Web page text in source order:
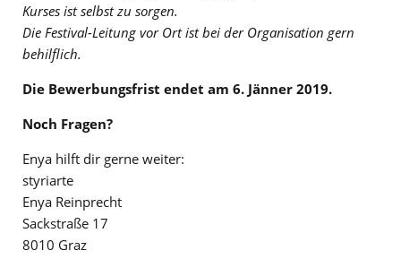
Kurses ist selbst zu sorgen.
Die Festival-Leitung vor Ort ist bei der Organisation gern
behilflich.
Die Bewerbungsfrist endet am 6. Jänner 2019.
Noch Fragen?
Enya hilft dir gerne weiter:
styriarte
Enya Reinprecht
Sackstraße 17
8010 Graz